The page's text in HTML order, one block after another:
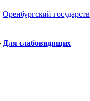
Оренбургский
Для слабовидящих